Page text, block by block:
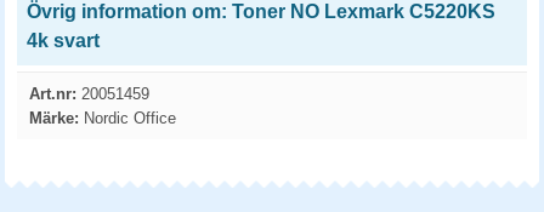
Övrig information om: Toner NO Lexmark C5220KS
4k svart
Art.nr: 20051459
Märke: Nordic Office